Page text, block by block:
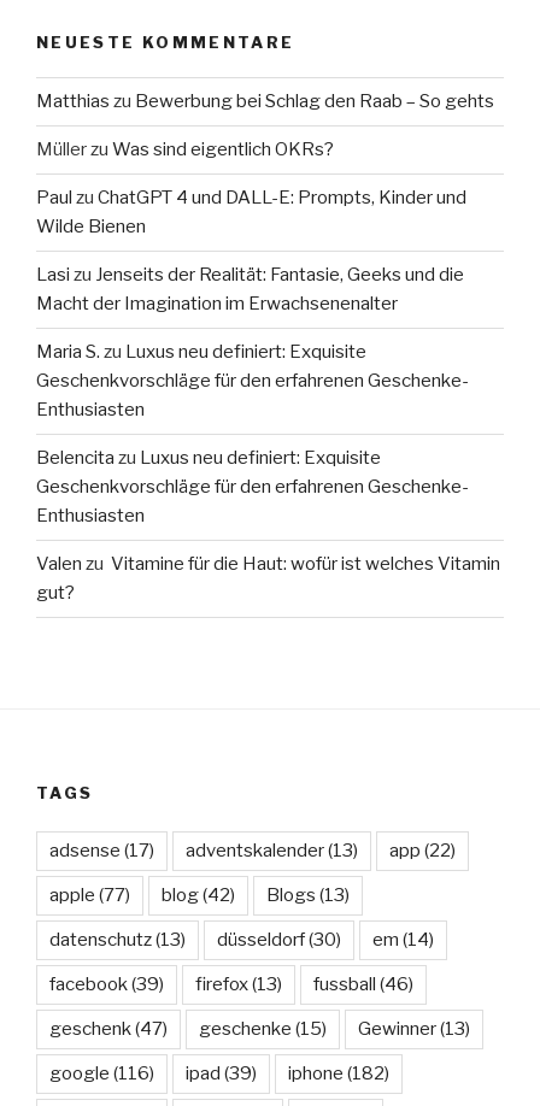
NEUESTE KOMMENTARE
Matthias zu Bewerbung bei Schlag den Raab – So gehts
Müllerzu Was sind eigentlich OKRs?
Paul zu ChatGPT 4 und DALL-E: Prompts, Kinder und
Wilde Bienen
Lasi zu Jenseits der Realität: Fantasie, Geeks und die
Macht der Imagination im Erwachsenenalter
Maria S. zu Luxus neu definiert: Exquisite
Geschenkvorschläge für den erfahrenen Geschenke-
Enthusiasten
Belencita zu Luxus neu definiert: Exquisite
Geschenkvorschläge für den erfahrenen Geschenke-
Enthusiasten
Valen zu Vitamine für die Haut: wofür ist welches Vitamin
gut?
TAGS
adsense (17) adventskalender(13) app (22)
apple (77) blog(42) Blogs (13)
datenschutz(13) düsseldorf(30) em (14)
facebook(39) firefox(13) fussball (46)
geschenk(47) geschenke (15) Gewinner(13)
google (116) ipad (39) iphone (182)